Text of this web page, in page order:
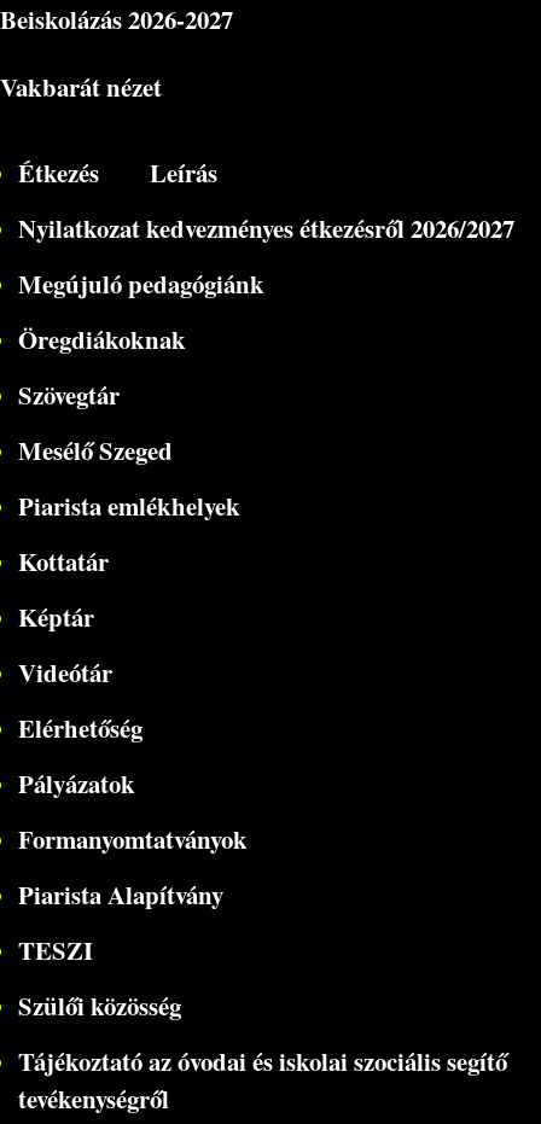
Beiskolázás2026-2027
Vakbarát nézet
Étkezés
Leírás
Nyilatkozat kedvezményes étkezésről 2026/2027
Megújuló pedagógiánk
Öregdiákoknak
Szövegtár
Mesélő Szeged
Piarista emlékhelyek
Kottatár
Képtár
Videótár
Elérhetőség
Pályázatok
Formanyomtatványok
Piarista Alapítvány
TESZI
Szülői közösség
Tájékoztató az óvodai és iskolai szociális segítő
tevékenységről